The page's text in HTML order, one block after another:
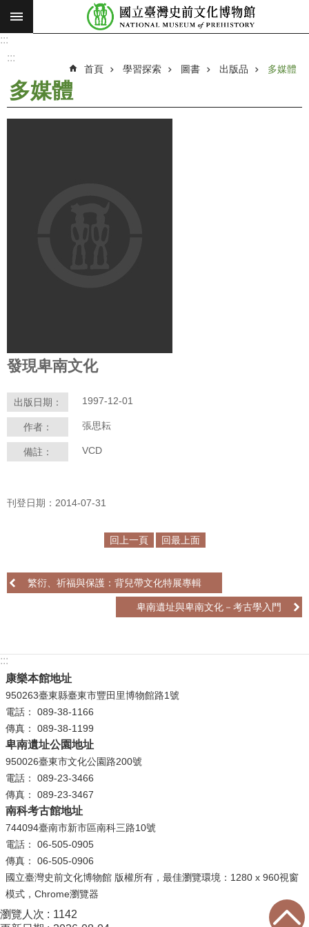
跳到主要內容區塊
搜
願
景
習
探
認
我
們
民
性
別
區
友
善
措
施
服
務
服
務
信
箱
網
站
覽
:::
:::
首頁 學習探索 圖書 出版品 多媒體
多媒體
發現卑南文化
出版日期： 1997-12-01
作者： 張思耘
備註： VCD
刊登日期：2014-07-31
回上一頁 回最上面
繁衍、祈福與保護：背兒帶文化特展專輯
卑南遺址與卑南文化－考古學入門
:::
康樂本館地址
950263臺東縣臺東市豐田里博物館路1號
電話： 089-38-1166
傳真： 089-38-1199
卑南遺址公園地址
950026臺東市文化公園路200號
電話： 089-23-3466
傳真： 089-23-3467
南科考古館地址
744094臺南市新市區南科三路10號
電話： 06-505-0905
傳真： 06-505-0906
國立臺灣史前文化博物館 版權所有，最佳瀏覽環境：1280 x 960視窗
模式，Chrome瀏覽器
瀏覽人次
1142